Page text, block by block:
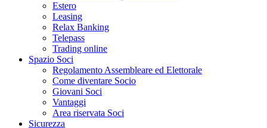
Estero
Leasing
Relax Banking
Telepass
Trading online
Spazio Soci
Regolamento Assembleare ed Elettorale
Come diventare Socio
Giovani Soci
Vantaggi
Area riservata Soci
Sicurezza